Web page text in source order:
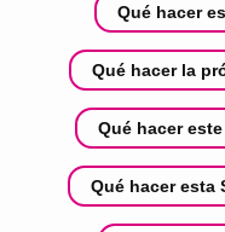
Qué hacer
Qué hacer la
Qué hacer
Qué hacer esta